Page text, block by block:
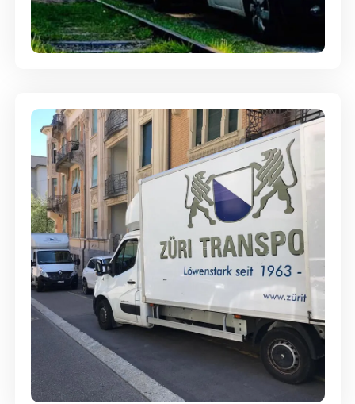
Ein- und Auspackservice
Günstige Umzüge - Hervorragender
Service